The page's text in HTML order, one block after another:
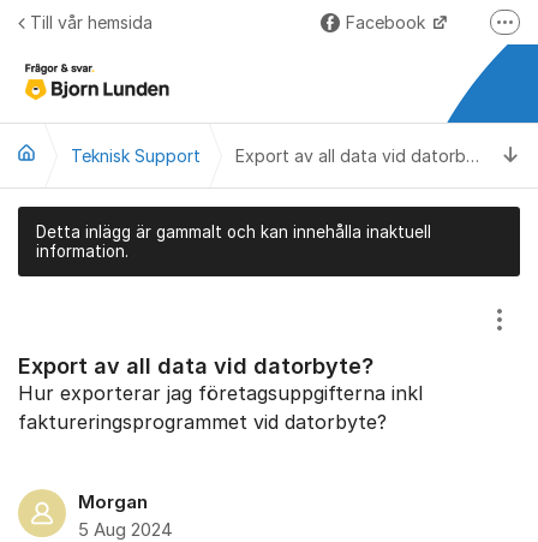
Hoppa till innehåll
Till vår hemsida Facebook
Björnkoll – Blogg
Teknisk Support Export av all data vid datorbyte?
Detta inlägg är gammalt och kan innehålla inaktuell
information.
Export av all data vid datorbyte?
Hur exporterar jag företagsuppgifterna inkl
faktureringsprogrammet vid datorbyte?
Morgan
5 Aug 2024